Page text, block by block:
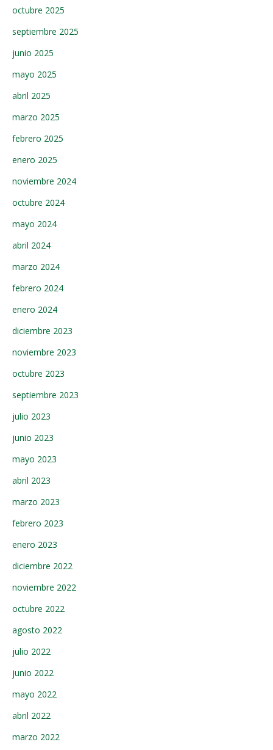
octubre 2025
septiembre 2025
junio 2025
mayo 2025
abril 2025
marzo 2025
febrero 2025
enero 2025
noviembre 2024
octubre 2024
mayo 2024
abril 2024
marzo 2024
febrero 2024
enero 2024
diciembre 2023
noviembre 2023
octubre 2023
septiembre 2023
julio 2023
junio 2023
mayo 2023
abril 2023
marzo 2023
febrero 2023
enero 2023
diciembre 2022
noviembre 2022
octubre 2022
agosto 2022
julio 2022
junio 2022
mayo 2022
abril 2022
marzo 2022